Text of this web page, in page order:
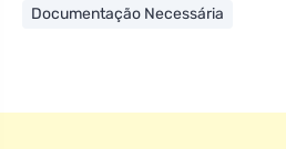
Documentação Necessária